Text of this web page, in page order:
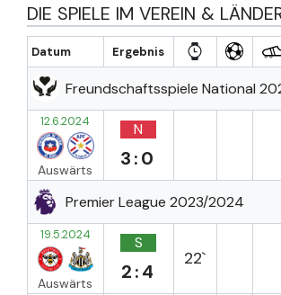
DIE SPIELE IM VEREIN &
Datum Ergebnis
Freundschaftsspiele National
12.6.2024
Auswärts
N
3:0
Premier League 2023/2024
19.5.2024
Auswärts
S
2:4
22`